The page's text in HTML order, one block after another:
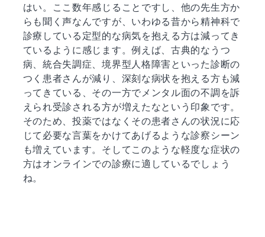
はい。ここ数年感じることですし、他の先生方か
らも聞く声なんですが、いわゆる昔から精神科で
診療している定型的な病気を抱える方は減ってき
ているように感じます。例えば、古典的なうつ
病、統合失調症、境界型人格障害といった診断の
つく患者さんが減り、深刻な病状を抱える方も減
ってきている、その一方でメンタル面の不調を訴
えられ受診される方が増えたなという印象です。
そのため、投薬ではなくその患者さんの状況に応
じて必要な言葉をかけてあげるような診察シーン
も増えています。そしてこのような軽度な症状の
方はオンラインでの診療に適しているでしょう
ね。